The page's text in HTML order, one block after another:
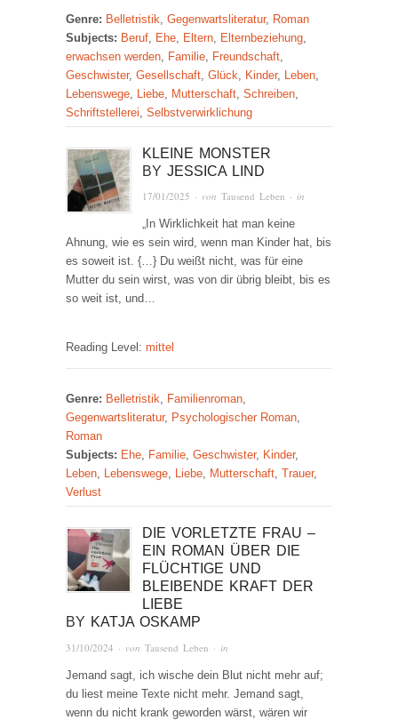
Genre: Belletristik Gegenwartsliteratur, Roman
Subjects: Beruf Ehe Eltern Elternbeziehung
erwachsen werden Familie Freundschaft
Geschwister, Gesellschaft Glück Kinder, Leben
Lebenswege Liebe Mutterschaft Schreiben
Schriftstellerei Selbstverwirklichung
KLEINE MONSTER
BYJESSICA LIND
17/01/2025 · vonTausend Leben · in
„In Wirklichkeit hat man keine
Ahnung, wie es sein wird, wenn man Kinder hat, bis
es soweit ist. {…} Du weißt nicht, was für eine
Mutter du sein wirst, was von dir übrig bleibt, bis es
so weit ist, und…
Reading Level: mittel
Genre: Belletristik, Familienroman,
Gegenwartsliteratur, Psychologischer Roman,
Roman
Subjects: Ehe, Familie, Geschwister, Kinder,
Leben, Lebenswege, Liebe, Mutterschaft, Trauer,
Verlust
DIE VORLETZTE FRAU –
EIN ROMAN ÜBER DIE
FLÜCHTIGE UND
BLEIBENDE KRAFT DER
LIEBE
BY KATJA OSKAMP
31/10/2024 · von Tausend Leben · in
Jemand sagt, ich wische dein Blut nicht mehr auf;
du liest meine Texte nicht mehr. Jemand sagt,
wenn du nicht krank geworden wärst, wären wir